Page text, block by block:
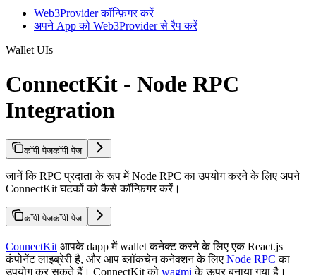
Web3Provider कॉन्फ़िगर करें
अपने App को Web3Provider से रैप करें
Wallet UIs
ConnectKit - Node RPC
Integration
कॉपी पेजकॉपी पेज
जानें कि RPC प्रदाता के रूप में Node RPC का उपयोग करने के लिए अपने
ConnectKit घटकों को कैसे कॉन्फ़िगर करें।
कॉपी पेजकॉपी पेज
ConnectKit आपके dapp में wallet कनेक्ट करने के लिए एक React.js
कंपोनेंट लाइब्रेरी है, और आप ब्लॉकचेन कनेक्शन के लिए Node RPC का
उपयोग कर सकते हैं। ConnectKit को wagmi के ऊपर बनाया गया है।